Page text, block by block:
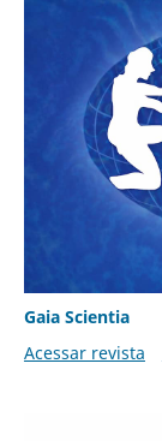
Gaia Scientia
Acessar revista